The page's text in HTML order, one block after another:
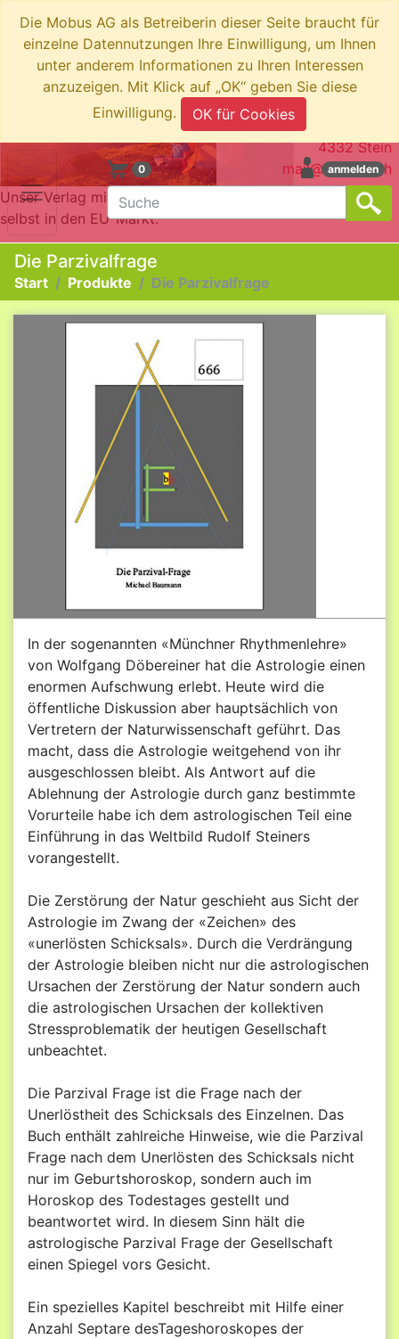
Die Mobus AG als Betreiberin dieser Seite braucht für
einzelne Datennutzungen Ihre Einwilligung, um Ihnen
unter anderem Informationen zu Ihren Interessen
anzuzeigen. Mit Klick auf „OK“ geben Sie diese
Einwilligung.
OK für Cookies
0 anmelden
swiboo.ch by Mobus AG
Brotkorbstrasse 3
4332 Stein
mail@swiboo.ch
Unser Verlag mit Schweizer Adresse bringt die Produkte
selbst in den EU-Markt.
Die Parzivalfrage
Start Produkte Die Parzivalfrage
In der sogenannten «Münchner Rhythmenlehre»
von Wolfgang Döbereiner hat die Astrologie einen
enormen Aufschwung erlebt. Heute wird die
öffentliche Diskussion aber hauptsächlich von
Vertretern der Naturwissenschaft geführt. Das
macht, dass die Astrologie weitgehend von ihr
ausgeschlossen bleibt. Als Antwort auf die
Ablehnung der Astrologie durch ganz bestimmte
Vorurteile habe ich dem astrologischen Teil eine
Einführung in das Weltbild Rudolf Steiners
vorangestellt.
Die Zerstörung der Natur geschieht aus Sicht der
Astrologie im Zwang der «Zeichen» des
«unerlösten Schicksals». Durch die Verdrängung
der Astrologie bleiben nicht nur die astrologischen
Ursachen der Zerstörung der Natur sondern auch
die astrologischen Ursachen der kollektiven
Stressproblematik der heutigen Gesellschaft
unbeachtet.
Die Parzival Frage ist die Frage nach der
Unerlöstheit des Schicksals des Einzelnen. Das
Buch enthält zahlreiche Hinweise, wie die Parzival
Frage nach dem Unerlösten des Schicksals nicht
nur im Geburtshoroskop, sondern auch im
Horoskop des Todestages gestellt und
beantwortet wird. In diesem Sinn hält die
astrologische Parzival Frage der Gesellschaft
einen Spiegel vors Gesicht.
Ein spezielles Kapitel beschreibt mit Hilfe einer
Anzahl Septare desTageshoroskopes der